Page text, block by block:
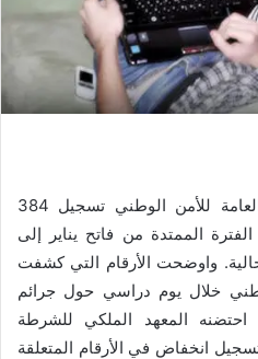
كشفت أرقام حديثة للمديرية العامة للأمن الوطني تسجيل 384
الممتدة من فاتح يناير إلى
واوضحت الأرقام التي كشفت
خلال يوم دراسي حول جرائم
احتضنه المعهد الملكي للشرطة
انخفاض في الأرقام المتعلقة